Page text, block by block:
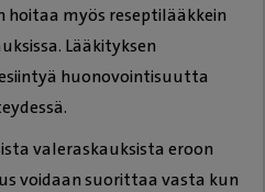
hoitaa myös reseptilääkkein
Lääkityksen
huonovointisuutta
valeraskauksista eroon
voidaan suorittaa vasta kun